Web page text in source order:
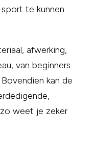
te kunnen
afwerking,
van beginners
kan de
weet je zeker